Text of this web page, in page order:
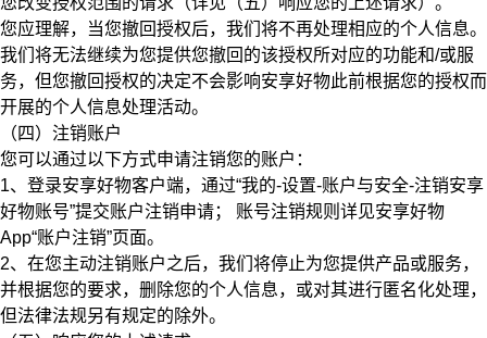
您应理解，当您撤回授权后，我们将不再处理相应的个人信息。
我们将无法继续为您提供您撤回的该授权所对应的功能和/或服
务，但您撤回授权的决定不会影响安享好物此前根据您的授权而
开展的个人信息处理活动。
（四）注销账户
您可以通过以下方式申请注销您的账户：
1、登录安享好物客户端，通过“我的-设置-账户与安全-注销安享
好物账号”提交账户注销申请； 账号注销规则详见安享好物
App“账户注销”页面。
2、在您主动注销账户之后，我们将停止为您提供产品或服务，
并根据您的要求，删除您的个人信息，或对其进行匿名化处理，
但法律法规另有规定的除外。